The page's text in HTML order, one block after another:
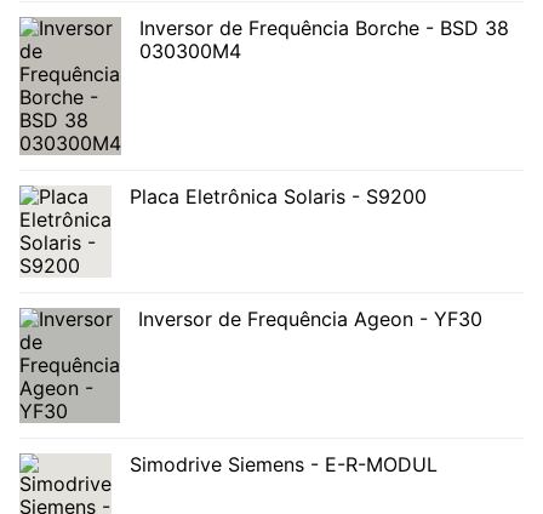
Inversor de Frequência Borche - BSD 38
030300M4
Placa Eletrônica Solaris - S9200
Inversor de Frequência Ageon - YF30
Simodrive Siemens - E-R-MODUL